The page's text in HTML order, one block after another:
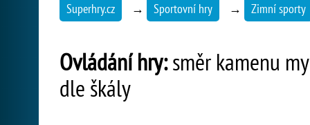
Superhry.cz → Sportovní hry → Zimní sporty
Ovládání hry:směr kamenu
dle škály